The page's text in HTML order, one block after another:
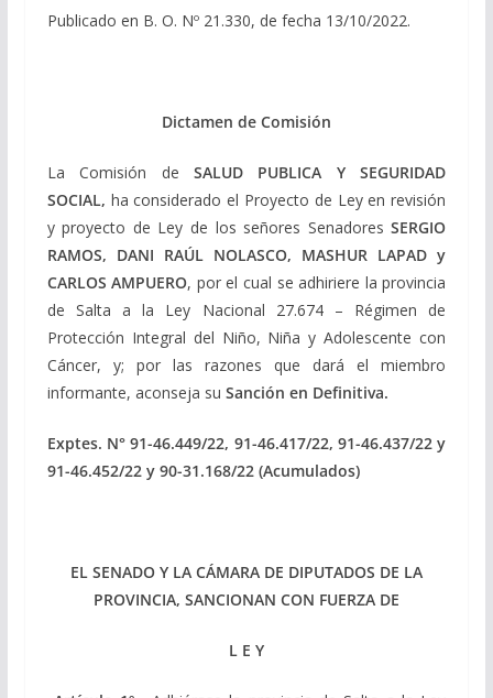
Publicado en B. O. Nº 21.330, de fecha 13/10/2022.
Dictamen de Comisión
La Comisión de SALUD PUBLICA Y SEGURIDAD
SOCIAL, ha considerado el Proyecto de Ley en revisión
y proyecto de Ley de los señores SenadoresSERGIO
RAMOS, DANI RAÚL NOLASCO, MASHUR LAPAD y
CARLOS AMPUERO, por el cual se adhiriere la provincia
de Salta a la Ley Nacional 27.674 – Régimen de
Protección Integral del Niño, Niña y Adolescente con
Cáncer, y; por las razones que dará el miembro
informante, aconseja su Sanción en Definitiva.
Exptes. N°91-46.449/22, 91-46.417/22, 91-46.437/22 y
91-46.452/22 y 90-31.168/22 (Acumulados)
EL SENADO Y LA CÁMARA DE DIPUTADOS DE LA
PROVINCIA, SANCIONAN CON FUERZA DE
L E Y